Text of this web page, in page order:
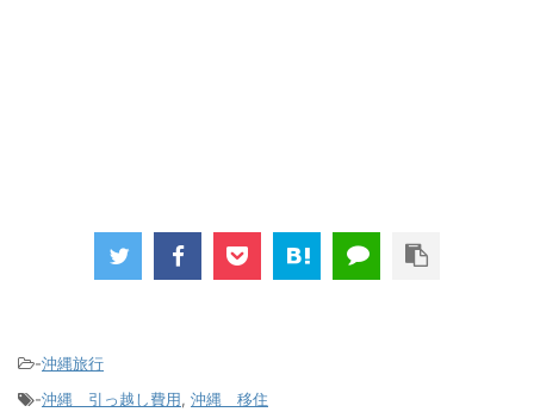
-沖縄旅行
-沖縄 引っ越し費用, 沖縄 移住